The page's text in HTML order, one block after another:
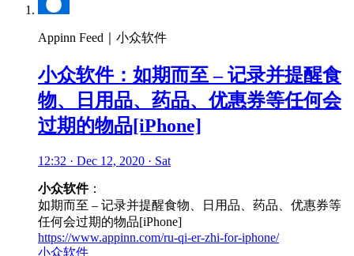
Appinn Feed｜小众软件
小众软件：如期而至 – 记录并提醒食
物、日用品、药品、优惠券等任何会
过期的物品[iPhone]
12:32 · Dec 12, 2020 · Sat
小众软件：
如期而至 – 记录并提醒食物、日用品、药品、优惠券等
任何会过期的物品[iPhone]
https://www.appinn.com/ru-qi-er-zhi-for-iphone/
小众软件